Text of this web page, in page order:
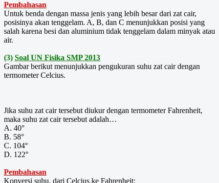
Pembahasan
Untuk benda dengan massa jenis yang lebih besar dari zat cair,
posisinya akan tenggelam. A, B, dan C menunjukkan posisi yang
salah karena besi dan aluminium tidak tenggelam dalam minyak atau
air.
(3) Soal UN Fisika SMP 2013
Gambar berikut menunjukkan pengukuran suhu zat cair dengan
termometer Celcius.
Jika suhu zat cair tersebut diukur dengan termometer Fahrenheit,
maka suhu zat cair tersebut adalah…
A. 40°
B. 58°
C. 104°
D. 122°
Pembahasan
Konversi suhu, dari Celcius ke Fahrenheit: